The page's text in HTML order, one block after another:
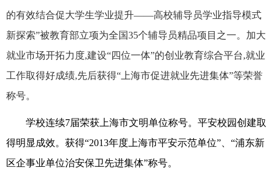
的有效结合促大学生学业提升——高校辅导员学业指导模式
新探索”被教育部立项为全国35个辅导员精品项目之一。加大
就业市场开拓力度,建设“四位一体”的创业教育综合平台,就业
工作取得好成绩,先后获得“上海市促进就业先进集体”等荣誉
称号。
学校连续7届荣获上海市文明单位称号。平安校园创建取
得明显成效。获得“2013年度上海市平安示范单位”、“浦东新
区企事业单位治安保卫先进集体”称号。